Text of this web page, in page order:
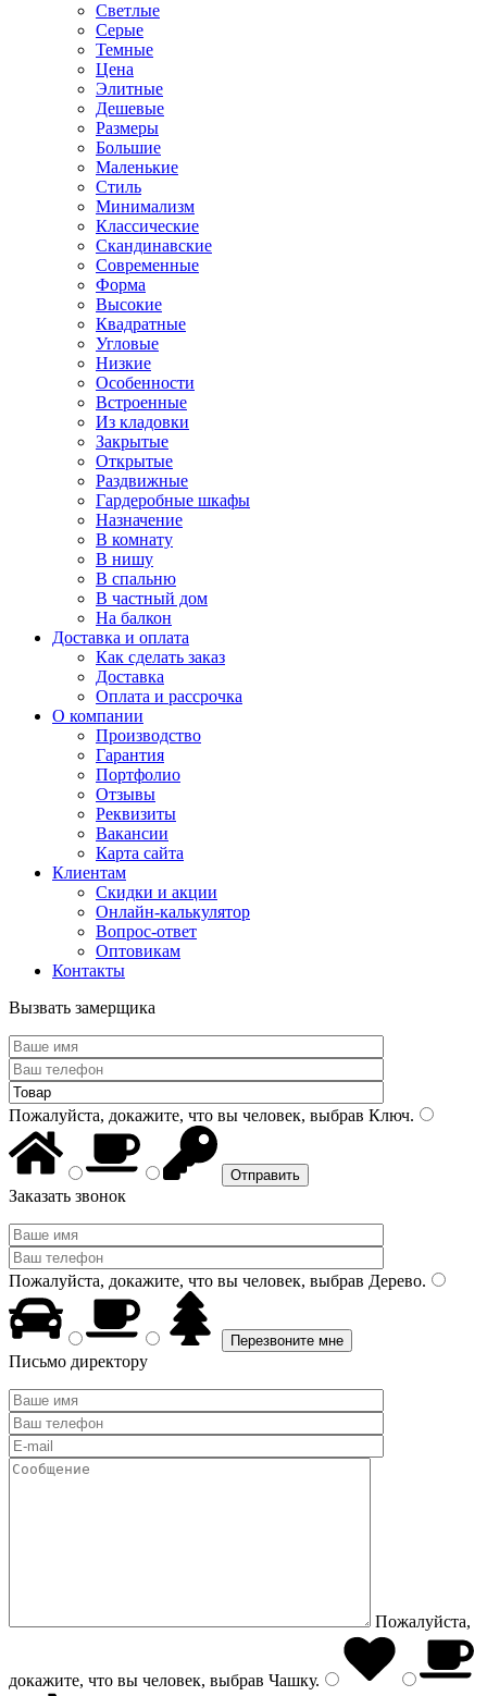
Светлые
Серые
Темные
Цена
Элитные
Дешевые
Размеры
Большие
Маленькие
Стиль
Минимализм
Классические
Скандинавские
Современные
Форма
Высокие
Квадратные
Угловые
Низкие
Особенности
Встроенные
Из кладовки
Закрытые
Открытые
Раздвижные
Гардеробные шкафы
Назначение
В комнату
В нишу
В спальню
В частный дом
На балкон
Доставка и оплата
Как сделать заказ
Доставка
Оплата и рассрочка
О компании
Производство
Гарантия
Портфолио
Отзывы
Реквизиты
Вакансии
Карта сайта
Клиентам
Скидки и акции
Онлайн-калькулятор
Вопрос-ответ
Оптовикам
Контакты
Вызвать замерщика
Пожалуйста, докажите, что вы человек, выбрав Ключ.
Заказать звонок
Пожалуйста, докажите, что вы человек, выбрав Дерево.
Письмо директору
Пожалуйста,
докажите, что вы человек, выбрав Чашку.